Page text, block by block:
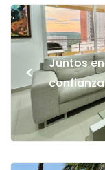
<
Juntos